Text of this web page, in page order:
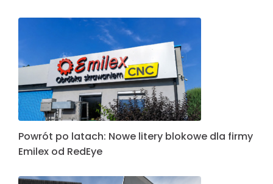
Powrót po latach: Nowe litery blokowe dla firmy
Emilex od RedEye